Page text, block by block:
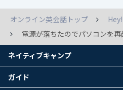
オンライン英会話トップ
電源が落ちたのでパソコンを
ネイティブキャンプ
ガイド